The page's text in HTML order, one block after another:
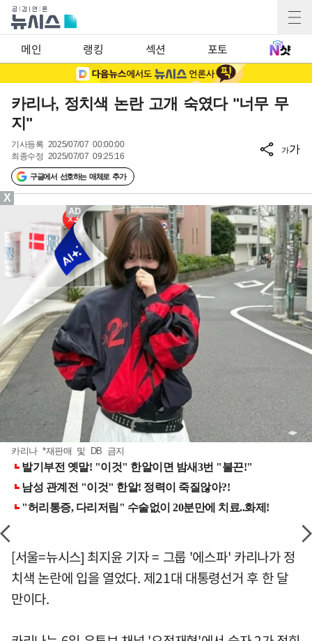
메인 랭킹 섹션 포토
카리나, 정치색 논란 고개 숙였다 "너무 무
지"
기사등록 2025/07/07 00:00:00
최종수정 2025/07/07 09:25:16
구글에서 선호하는 매체로 추가
가가
카리나 *재판매 및 DB 금지
[서울=뉴시스] 최지윤 기자 = 그룹 '에스파' 카리나가 정
치색 논란에 입을 열었다. 제21대 대통령선거 후 한 달
만이다.
X